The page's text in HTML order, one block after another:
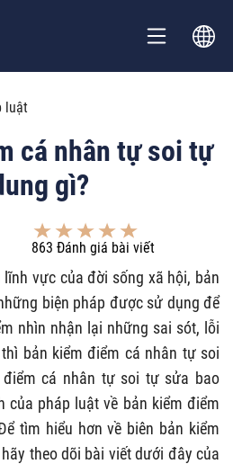
luật
cá nhân tự soi tự
gì?
863 Đánh giá bài viết
lĩnh vực của đời sống xã hội, bản
biện pháp được sử dụng để
nhìn nhận lại những sai sót, lỗi
bản kiểm điểm cá nhân tự soi
cá nhân tự soi tự sửa bao
của pháp luật về bản kiểm điểm
tìm hiểu hơn về biên bản kiểm
theo dõi bài viết dưới đây của